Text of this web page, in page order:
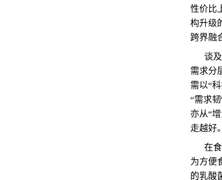
性价比
构升级
跨界融
谈
需求分
需以“
“需求
亦从“
走越好
在
为方便
的乳酸